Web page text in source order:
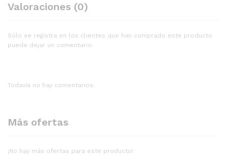
Valoraciones (0)
Sólo se registra en los clientes que han comprado este producto
puede dejar un comentario.
Todavía no hay comentarios.
Más ofertas
¡No hay más ofertas para este producto!